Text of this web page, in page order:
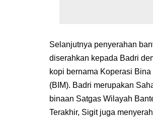
Selanjutnya penyerahan
diserahkan kepada Badri
kopi bernama Koperasi
(BIM). Badri merupakan
binaan Satgas Wilayah
Terakhir, Sigit juga